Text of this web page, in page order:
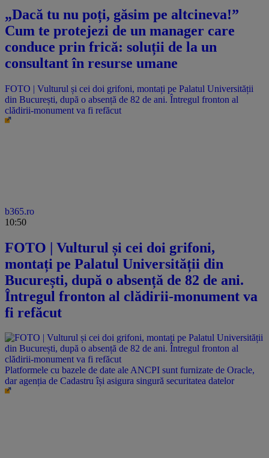
„Dacă tu nu poți, găsim pe altcineva!”
Cum te protejezi de un manager care
conduce prin frică: soluții de la un
consultant în resurse umane
FOTO | Vulturul și cei doi grifoni, montați pe Palatul Universității
din București, după o absență de 82 de ani. Întregul fronton al
clădirii-monument va fi refăcut
b365.ro
10:50
FOTO | Vulturul și cei doi grifoni,
montați pe Palatul Universității din
București, după o absență de 82 de ani.
Întregul fronton al clădirii-monument va
fi refăcut
Platformele cu bazele de date ale ANCPI sunt furnizate de Oracle,
dar agenția de Cadastru își asigura singură securitatea datelor